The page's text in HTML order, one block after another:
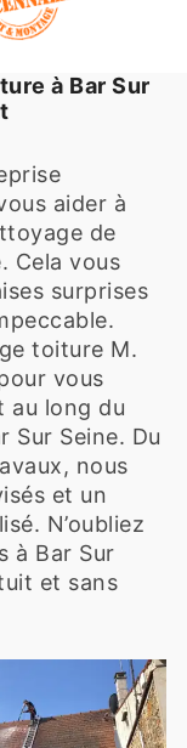
à Bar Sur
aider à
de
Cela vous
surprises
toiture M.
vous
au long du
Seine. Du
nous
et un
N’oubliez
à Bar Sur
et sans